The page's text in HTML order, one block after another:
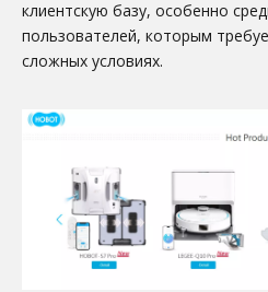
клиентскую базу, особенно
пользователей, которым
сложных условиях.